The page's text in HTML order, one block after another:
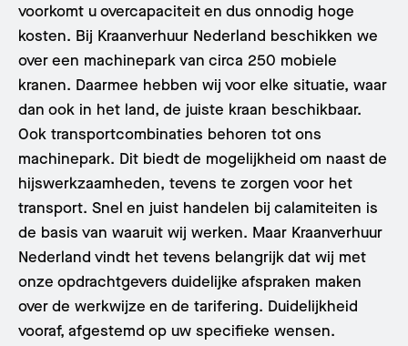
voorkomt u overcapaciteit en dus onnodig hoge
kosten. Bij Kraanverhuur Nederland beschikken we
over een machinepark van circa 250 mobiele
kranen. Daarmee hebben wij voor elke situatie, waar
dan ook in het land, de juiste kraan beschikbaar.
Ook transportcombinaties behoren tot ons
machinepark. Dit biedt de mogelijkheid om naast de
hijswerkzaamheden, tevens te zorgen voor het
transport. Snel en juist handelen bij calamiteiten is
de basis van waaruit wij werken. Maar Kraanverhuur
Nederland vindt het tevens belangrijk dat wij met
onze opdrachtgevers duidelijke afspraken maken
over de werkwijze en de tarifering. Duidelijkheid
vooraf, afgestemd op uw specifieke wensen.